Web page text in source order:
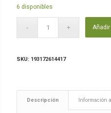
6 disponibles
SKU: 193172614417
Descripción Información